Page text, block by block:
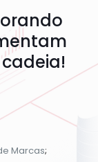
Marcas;